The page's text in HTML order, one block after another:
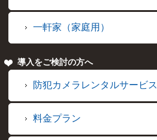
一軒家（家庭用）
導入をご検討の方へ
防犯カメラレンタルサービス
料金プラン